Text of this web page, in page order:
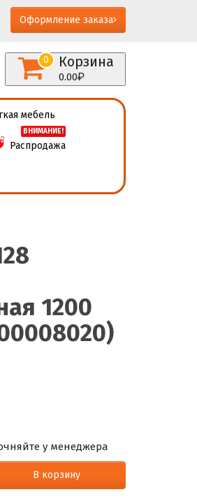
Оформление заказа
Корзина
0
0.00
мебель
ВНИМАНИЕ!
Распродажа
1200
у менеджера
В корзину